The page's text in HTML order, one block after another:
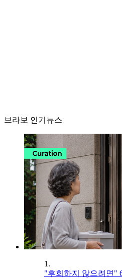
브라보 인기뉴스
1.
"후회하지 않으려면"